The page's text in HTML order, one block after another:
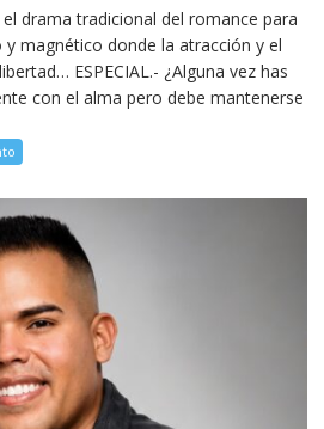
drama tradicional del romance para
magnético donde la atracción y el
ESPECIAL.- ¿Alguna vez has
con el alma pero debe mantenerse